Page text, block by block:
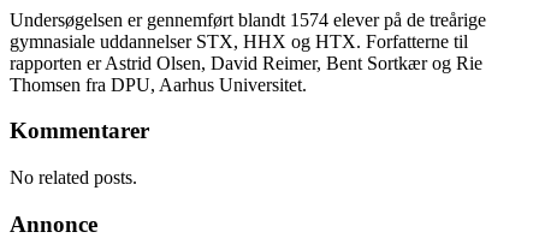
Undersøgelsen er gennemført blandt 1574 elever på de treårige
gymnasiale uddannelser STX, HHX og HTX. Forfatterne til
rapporten er Astrid Olsen, David Reimer, Bent Sortkær og Rie
Thomsen fra DPU, Aarhus Universitet.
Kommentarer
No related posts.
Annonce